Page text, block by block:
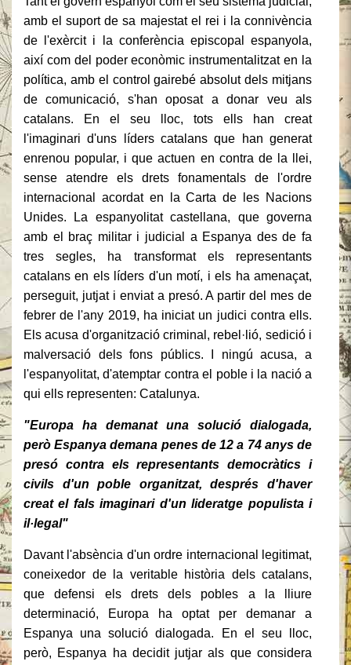
amb el suport de sa majestat el rei i la connivència
de l'exèrcit i la conferència episcopal espanyola,
així com del poder econòmic instrumentalitzat en la
política, amb el control gairebé absolut dels mitjans
de comunicació, s'han oposat a donar veu als
catalans.
En el seu lloc, tots ells han creat
l'imaginari d'uns líders catalans que han generat
enrenou popular, i que actuen en contra de la llei,
sense atendre els drets fonamentals de l'ordre
internacional acordat en la Carta de les Nacions
Unides.
La espanyolitat castellana, que governa
amb el braç militar i judicial a Espanya des de fa
tres segles, ha transformat els representants
catalans en els líders d'un motí, i els ha amenaçat,
perseguit, jutjat i enviat a presó. A partir del mes de
febrer de l'any 2019, ha iniciat un judici contra ells.
Els acusa d'organització criminal, rebel·lió, sedició i
malversació dels fons públics.
I ningú acusa, a
l'espanyolitat, d'atemptar contra el poble i la nació a
qui ells representen: Catalunya.
"Europa ha demanat una solució dialogada,
però Espanya demana penes de 12 a 74 anys de
presó contra els representants democràtics i
civils d'un poble organitzat, després d'haver
creat el fals imaginari d'un lideratge populista i
il·legal"
Davant l'absència d'un ordre internacional legitimat,
coneixedor de la veritable història dels catalans,
que defensi els drets dels pobles a la lliure
determinació, Europa ha optat per demanar a
Espanya una solució dialogada.
En el seu lloc,
però, Espanya ha decidit jutjar als que considera